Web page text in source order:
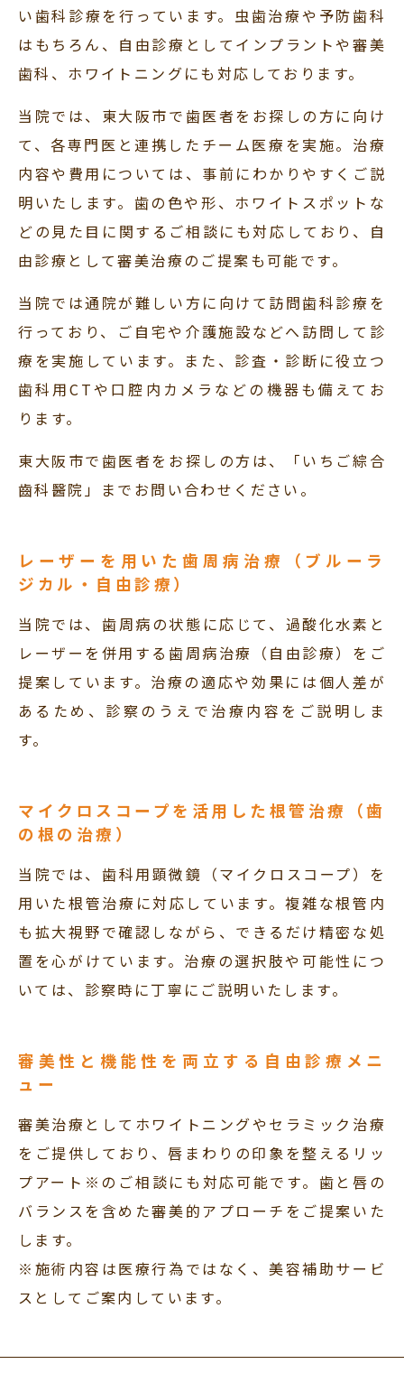
い歯科診療を行っています。虫歯治療や予防歯科
はもちろん、自由診療としてインプラントや審美
歯科、ホワイトニングにも対応しております。
当院では、東大阪市で歯医者をお探しの方に向け
て、各専門医と連携したチーム医療を実施。治療
内容や費用については、事前にわかりやすくご説
明いたします。歯の色や形、ホワイトスポットな
どの見た目に関するご相談にも対応しており、自
由診療として審美治療のご提案も可能です。
当院では通院が難しい方に向けて訪問歯科診療を
行っており、ご自宅や介護施設などへ訪問して診
療を実施しています。また、診査・診断に役立つ
歯科用CTや口腔内カメラなどの機器も備えてお
ります。
東大阪市で歯医者をお探しの方は、「いちご綜合
齒科醫院」までお問い合わせください。
レーザーを用いた歯周病治療（ブルーラ
ジカル・自由診療）
当院では、歯周病の状態に応じて、過酸化水素と
レーザーを併用する歯周病治療（自由診療）をご
提案しています。治療の適応や効果には個人差が
あるため、診察のうえで治療内容をご説明しま
す。
マイクロスコープを活用した根管治療（歯
の根の治療）
当院では、歯科用顕微鏡（マイクロスコープ）を
用いた根管治療に対応しています。複雑な根管内
も拡大視野で確認しながら、できるだけ精密な処
置を心がけています。治療の選択肢や可能性につ
いては、診察時に丁寧にご説明いたします。
審美性と機能性を両立する自由診療メニ
ュー
審美治療としてホワイトニングやセラミック治療
をご提供しており、唇まわりの印象を整えるリッ
プアート※のご相談にも対応可能です。歯と唇の
バランスを含めた審美的アプローチをご提案いた
します。
※施術内容は医療行為ではなく、美容補助サービ
スとしてご案内しています。